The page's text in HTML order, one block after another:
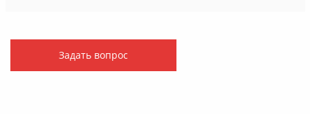
Задать вопрос